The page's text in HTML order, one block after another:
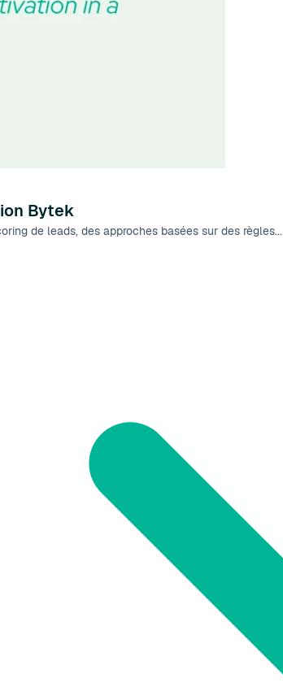
Bytek
de leads, des approches basées sur des règles...